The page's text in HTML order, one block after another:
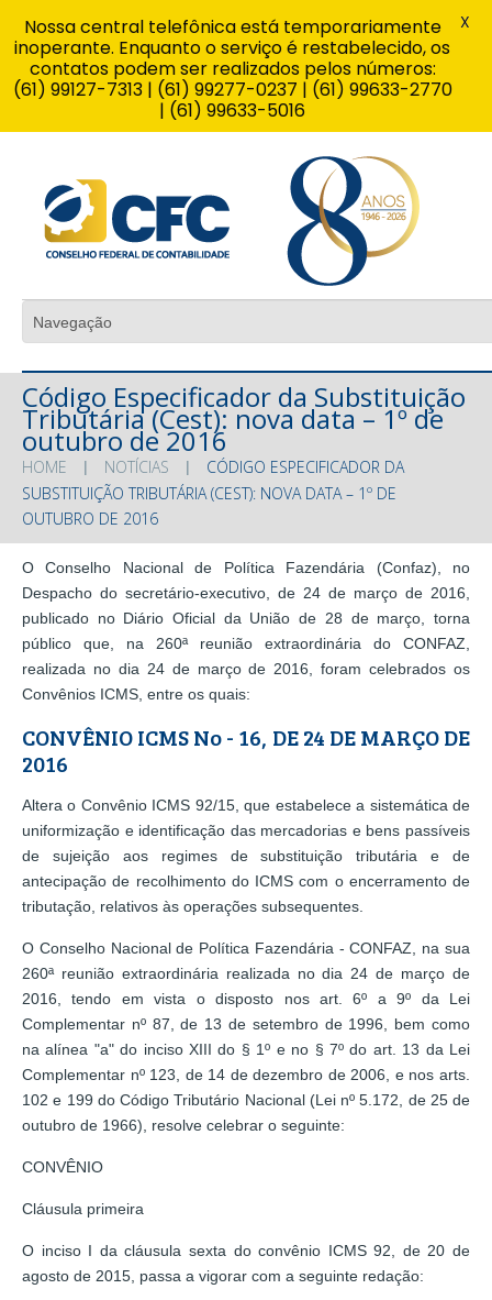
Código Especificador da Substituição
Tributária (Cest): nova data – 1º de
outubro de 2016
HOME NOTÍCIAS
CÓDIGO ESPECIFICADOR DA
SUBSTITUIÇÃO TRIBUTÁRIA (CEST): NOVA DATA – 1º DE
OUTUBRO DE 2016
O Conselho Nacional de Política Fazendária (Confaz), no
Despacho do secretário-executivo, de 24 de março de 2016,
publicado no Diário Oficial da União de 28 de março, torna
público que, na 260ª reunião extraordinária do CONFAZ,
realizada no dia 24 de março de 2016, foram celebrados os
Convênios ICMS, entre os quais:
CONVÊNIO ICMS No - 16, DE 24 DE MARÇO DE
2016
Altera o Convênio ICMS 92/15, que estabelece a sistemática de
uniformização e identificação das mercadorias e bens passíveis
de sujeição aos regimes de substituição tributária e de
antecipação de recolhimento do ICMS com o encerramento de
tributação, relativos às operações subsequentes.
O Conselho Nacional de Política Fazendária - CONFAZ, na sua
260ª reunião extraordinária realizada no dia 24 de março de
2016, tendo em vista o disposto nos art. 6º a 9º da Lei
Complementar nº 87, de 13 de setembro de 1996, bem como
na alínea "a" do inciso XIII do § 1º e no § 7º do art. 13 da Lei
Complementar nº 123, de 14 de dezembro de 2006, e nos arts.
102 e 199 do Código Tributário Nacional (Lei nº 5.172, de 25 de
outubro de 1966), resolve celebrar o seguinte:
CONVÊNIO
Cláusula primeira
O inciso I da cláusula sexta do convênio ICMS 92, de 20 de
agosto de 2015, passa a vigorar com a seguinte redação:
Nossa central telefônica está temporariamente
inoperante. Enquanto o serviço é restabelecido, os
contatos podem ser realizados pelos números:
(61) 99127-7313 | (61) 99277-0237 | (61) 99633-2770
| (61) 99633-5016
X